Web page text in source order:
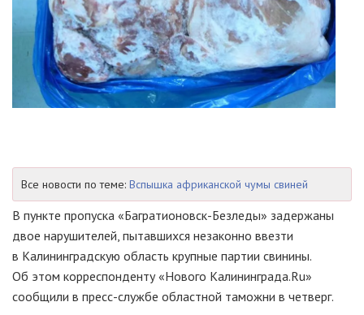
Все новости по теме: Вспышка африканской чумы свиней
В пункте пропуска «Багратионовск-Безледы» задержаны
двое нарушителей, пытавшихся незаконно ввезти
в Калининградскую область крупные партии свинины.
Об этом корреспонденту «Нового Калининграда.Ru»
сообщили в пресс-службе областной таможни в четверг.